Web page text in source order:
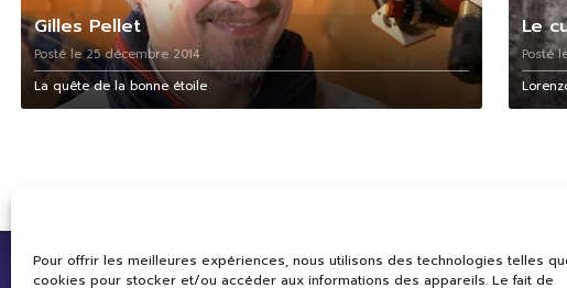
Pour offrir les meilleures expériences, nous utilisons des technologies telles
cookies pour stocker et/ou accéder aux informations des appareils. Le fait de
Gilles Pellet
Posté le 25 décembre 2014
La quête de la bonne étoile
Le
Posté